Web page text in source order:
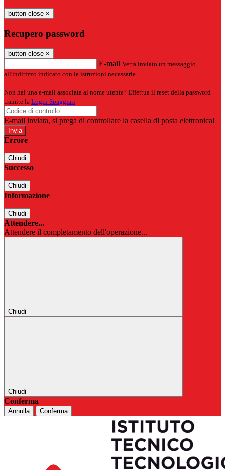
button close ×
Recupero password
button close ×
E-mail Verrà inviato un messaggio
all'indirizzo indicato con le istruzioni necessarie.
Non hai una e-mail associata al nome utente? Effettua il reset della password
tramite la Login Spaggiari
E-mail inviata, si prega di controllare la casella di posta elettronica!
Errore
Chiudi
Successo
Chiudi
Informazione
Chiudi
Attendere...
Attendere il completamento dell'operazione...
Chiudi
Chiudi
Conferma
Annulla Conferma